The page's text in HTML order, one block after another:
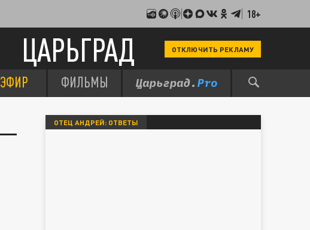
18+
ЦАРЬГРАД ОТКЛЮЧИТЬ РЕКЛАМУ
ЭФИР ФИЛЬМЫ
ОТЕЦ АНДРЕЙ: ОТВЕТЫ